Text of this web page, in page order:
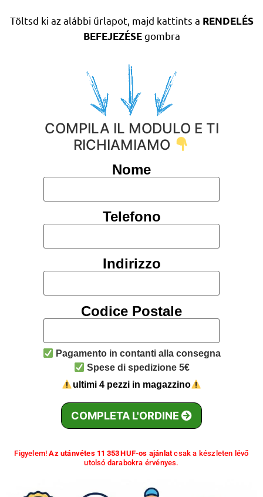
Töltsd ki az alábbi űrlapot, majd kattints a RENDELÉS
BEFEJEZÉSEgombra
COMPILA IL MODULO E TI
RICHIAMIAMO
Nome
Telefono
Indirizzo
Codice Postale
Pagamento in contanti alla consegna
Spese di spedizione 5€
ultimi 4 pezzi in magazzino
COMPLETA L'ORDINE
Figyelem!Az utánvétes 11 353 HUF-os ajánlat csak a készleten lévő
utolsó darabokra érvényes.